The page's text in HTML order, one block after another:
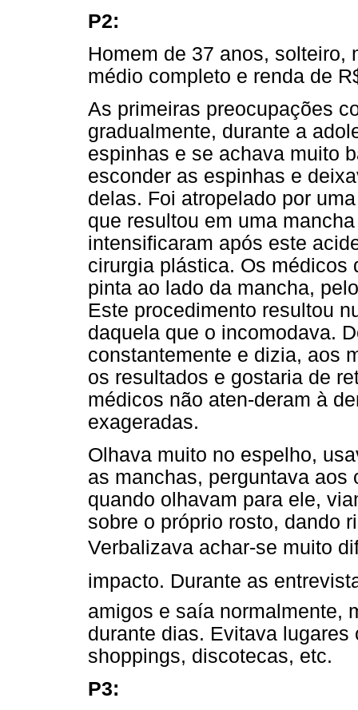
P2:
Homem de 37 anos, solteiro,
médio completo e renda de
As primeiras preocupações
gradualmente, durante a
espinhas e se achava muito
esconder as espinhas e
delas. Foi atropelado por
que resultou em uma
intensificaram após este
cirurgia plástica. Os médicos
pinta ao lado da mancha,
Este procedimento resultou
daquela que o incomodava.
constantemente e dizia, aos
os resultados e gostaria de
médicos não aten-deram à
exageradas.
Olhava muito no espelho,
as manchas, perguntava aos
quando olhavam para ele,
sobre o próprio rosto, dando
Verbalizava achar-se muito
impacto. Durante as
amigos e saía normalmente,
durante dias. Evitava
shoppings, discotecas, etc.
P3: